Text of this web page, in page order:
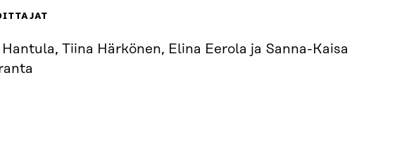
Hantula, Tiina Härkönen, Elina Eerola ja Sanna-Kaisa